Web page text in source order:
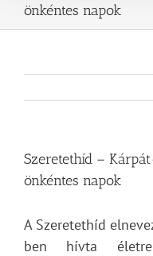
önkéntes napok
Szeretethíd –
önkéntes napok
A Szeretethíd
ben hívta